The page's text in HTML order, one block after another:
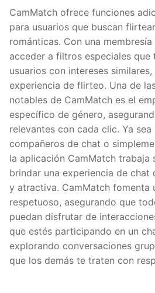
CamMatch ofrece funciones
para usuarios que buscan
románticas. Con una
acceder a filtros especiales que
usuarios con intereses
experiencia de flirteo. Una de
notables de CamMatch es el
específico de género,
relevantes con cada clic. Ya
compañeros de chat o
la aplicación CamMatch trabaja
brindar una experiencia de
y atractiva. CamMatch fomenta
respetuoso, asegurando que
puedan disfrutar de
que estés participando en un
explorando conversaciones
que los demás te traten con